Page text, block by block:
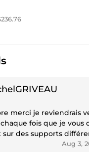
merci je reviendrais
fois que je vous
sur des supports
Aug 3,